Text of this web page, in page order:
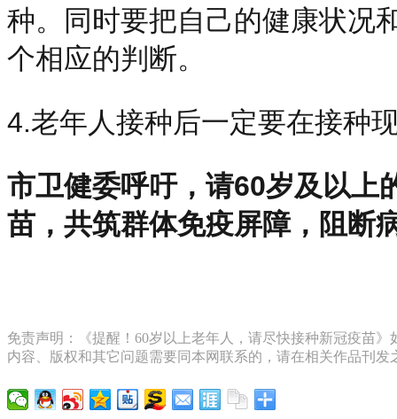
种。同时要把自己的健康状况
个相应的判断。
4.老年人接种后一定要在接种
市卫健委呼吁，请60岁及以上
苗，共筑群体免疫屏障，阻断
免责声明：《提醒！60岁以上老年人，请尽快接种新冠疫苗
内容、版权和其它问题需要同本网联系的，请在相关作品刊发